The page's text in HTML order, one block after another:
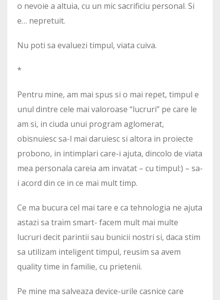
o nevoie a altuia, cu un mic sacrificiu personal. Si
e… nepretuit.
Nu poti sa evaluezi timpul, viata cuiva.
*
Pentru mine, am mai spus si o mai repet, timpul e
unul dintre cele mai valoroase “lucruri” pe care le
am si, in ciuda unui program aglomerat,
obisnuiesc sa-l mai daruiesc si altora in proiecte
probono, in intimplari care-i ajuta, dincolo de viata
mea personala careia am invatat – cu timpul:) – sa-
i acord din ce in ce mai mult timp.
Ce ma bucura cel mai tare e ca tehnologia ne ajuta
astazi sa traim smart- facem mult mai multe
lucruri decit parintii sau bunicii nostri si, daca stim
sa utilizam inteligent timpul, reusim sa avem
quality time in familie, cu prietenii.
Pe mine ma salveaza device-urile casnice care